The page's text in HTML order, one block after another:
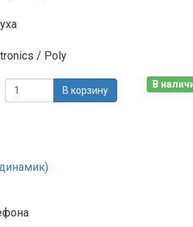
/ Poly
В корзину
В